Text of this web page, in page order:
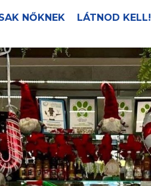
NŐKNEK LÁTNOD KELL!